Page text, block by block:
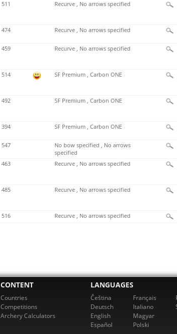
511 Recurve , No arrows specified
474 Recurve , No arrows specified
459 Recurve , No arrows specified
514 SF Premium , Carbon ONE
492 SF Premium , Carbon ONE
394 SF Premium , Carbon ONE
547
No bow specified , No arrows
specified
463 Recurve , No arrows specified
485 Recurve , No arrows specified
516 Recurve , No arrows specified
CONTENT
Countries
Competitions
Archery Calculators
LANGUAGES
Čeština
Deutsch
English
Español
Français
Italiano
Magyar
Polski